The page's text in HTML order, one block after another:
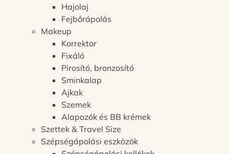
Hajolaj
Fejbőrápolás
Makeup
Korrektor
Fixáló
Pirosító, bronzosító
Sminkalap
Ajkak
Szemek
Alapozók és BB krémek
Szettek & Travel Size
Szépségápolási eszközök